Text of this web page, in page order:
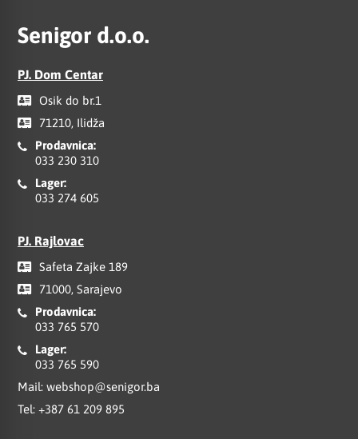
Senigor d.o.o.
PJ. Dom Centar
Osik do br.1
71210, Ilidža
Prodavnica:
033 230 310
Lager:
033 274 605
PJ. Rajlovac
Safeta Zajke 189
71000, Sarajevo
Prodavnica:
033 765 570
Lager:
033 765 590
Mail: webshop@senigor.ba
Tel: +387 61 209 895